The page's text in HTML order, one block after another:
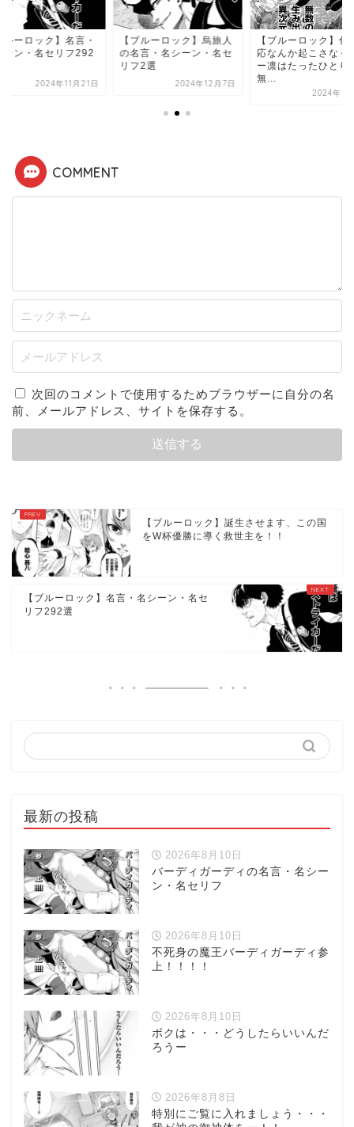
ルーロック】名言・
ーン・名セリフ292
2024年11月21日
【ブルーロック】烏旅人
の名言・名シーン・名セ
リフ2選
2024年12月7日
【ブルーロック】化
応なんか起こさなく
ー凛はたったひとり
無...
2024年12
COMMENT
次回のコメントで使用するためブラウザーに自分の名
前、メールアドレス、サイトを保存する。
【ブルーロック】誕生させます、この国
をW杯優勝に導く救世主を！！
【ブルーロック】名言・名シーン・名セ
リフ292選
最新の投稿
2026年8月10日
バーディガーディの名言・名シー
ン・名セリフ
2026年8月10日
不死身の魔王バーディガーディ参
上！！！！
2026年8月10日
ボクは・・・どうしたらいいんだ
ろうー
2026年8月8日
特別にご覧に入れましょう・・・